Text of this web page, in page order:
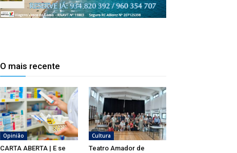
O mais recente
Opinião
CARTA ABERTA | E se
Cultura
Teatro Amador de